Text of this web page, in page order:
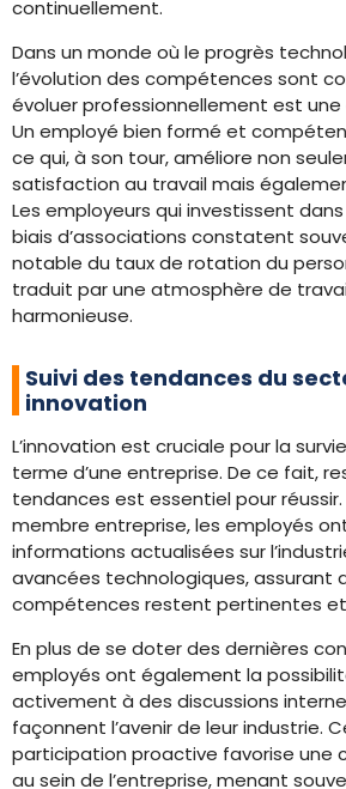
continuellement.
Dans un monde où le progrès
l’évolution des compétences sont
évoluer professionnellement est
Un employé bien formé et
ce qui, à son tour, améliore non
satisfaction au travail mais
Les employeurs qui investissent
biais d’associations constatent
notable du taux de rotation du
traduit par une atmosphère de
harmonieuse.
Suivi des tendances du
innovation
L’innovation est cruciale pour la
terme d’une entreprise. De ce fait,
tendances est essentiel pour
membre entreprise, les employés
informations actualisées sur
avancées technologiques, assurant
compétences restent pertinentes
En plus de se doter des dernières
employés ont également la
activement à des discussions
façonnent l’avenir de leur industrie.
participation proactive favorise une
au sein de l’entreprise, menant